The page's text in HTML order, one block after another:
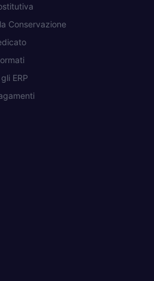
Conservazione
ERP